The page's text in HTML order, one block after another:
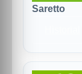
Saretto